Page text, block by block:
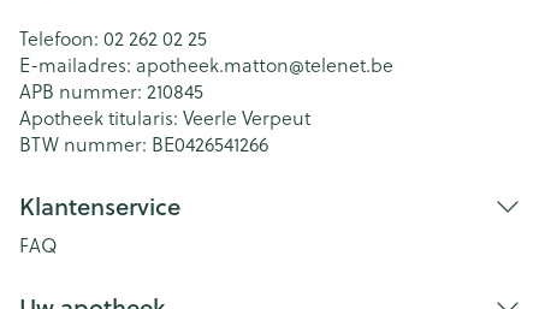
Telefoon: 02 262 02 25
E-mailadres: apotheek.matton@telenet.be
APB nummer: 210845
Apotheek titularis: Veerle Verpeut
BTW nummer: BE0426541266
Klantenservice
FAQ